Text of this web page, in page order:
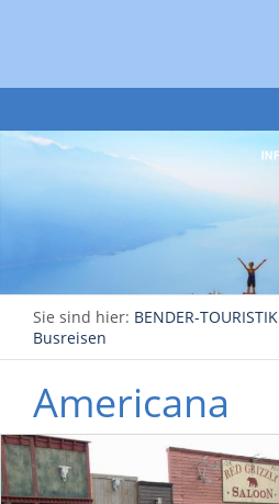
Sie sind hier: BENDER-TOURISTIK
Busreisen
Americana